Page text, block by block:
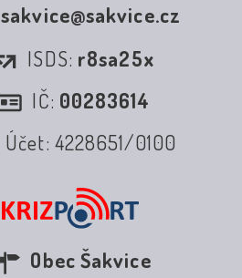
sakvice@sakvice.cz
ISDS: r8sa25x
IČ: 00283614
Účet: 4228651/0100
Obec Šakvice